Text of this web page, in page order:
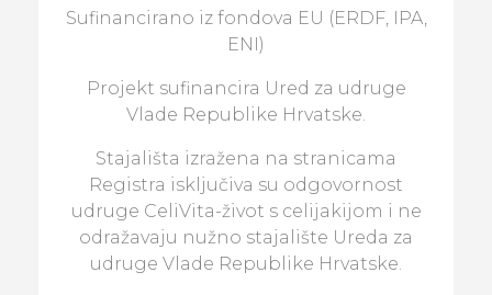
Sufinancirano iz fondova EU (ERDF, IPA,
ENI)
Projekt sufinancira Ured za udruge
Vlade Republike Hrvatske.
Stajališta izražena na stranicama
Registra isključiva su odgovornost
udruge CeliVita-život s celijakijom i ne
odražavaju nužno stajalište Ureda za
udruge Vlade Republike Hrvatske.